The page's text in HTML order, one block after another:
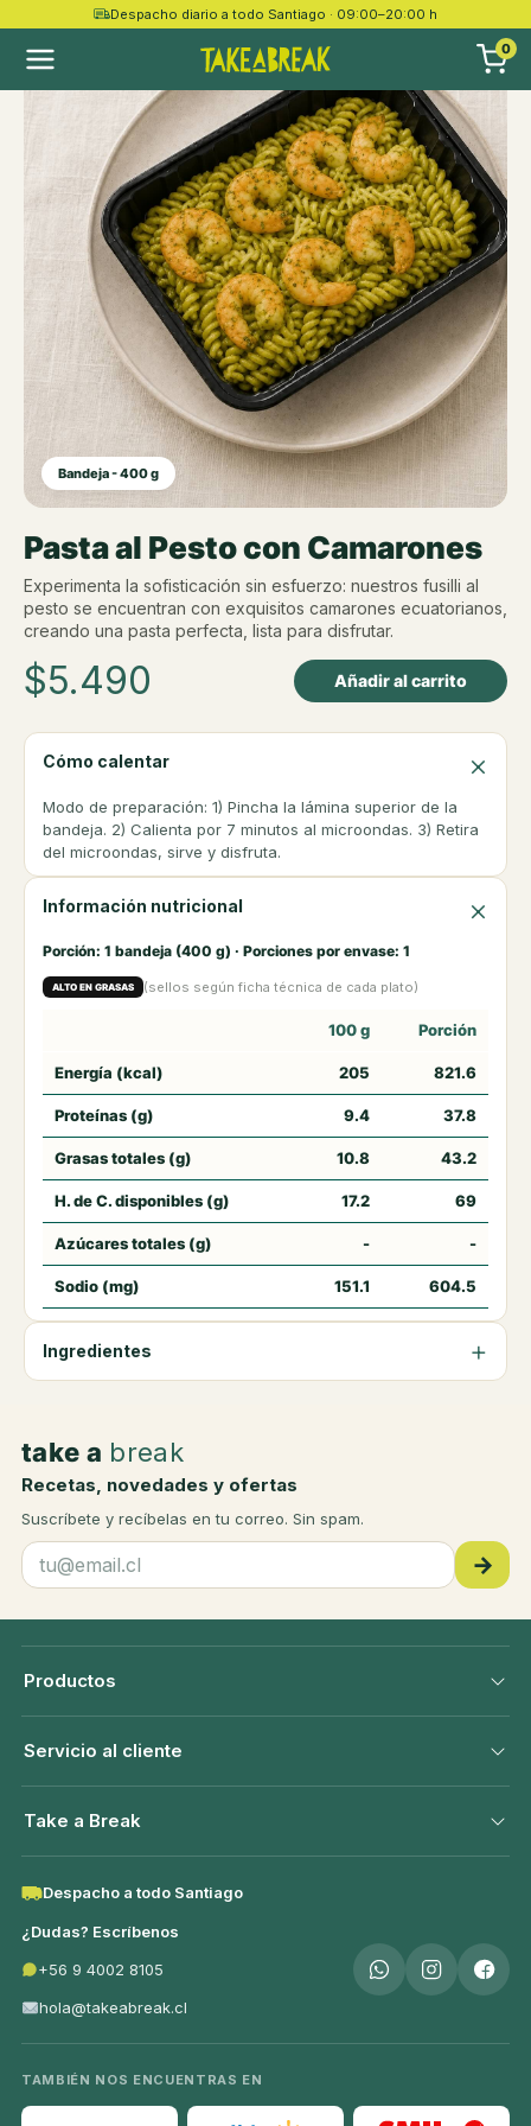
Despacho diario a todo Santiago · 09:00–20:00 h
0
Bandeja - 400 g
Pasta al Pesto con Camarones
Experimenta la sofisticación sin esfuerzo: nuestros fusilli al
pesto se encuentran con exquisitos camarones ecuatorianos,
creando una pasta perfecta, lista para disfrutar.
$5.490 Añadir al carrito
Cómo calentar
Modo de preparación: 1) Pincha la lámina superior de la
bandeja. 2) Calienta por 7 minutos al microondas. 3) Retira
del microondas, sirve y disfruta.
Información nutricional
Porción: 1 bandeja (400 g) · Porciones por envase: 1
ALTO EN GRASAS (sellos según ficha técnica de cada plato)
100 g Porción
Energía (kcal) 205 821.6
Proteínas (g) 9.4 37.8
Grasas totales (g) 10.8 43.2
H. de C. disponibles (g) 17.2 69
Azúcares totales (g) - -
Sodio (mg) 151.1 604.5
Ingredientes
take a break
Recetas, novedades y ofertas
Suscríbete y recíbelas en tu correo. Sin spam.
→
Productos
Servicio al cliente
Take a Break
Despacho a todo Santiago
¿Dudas? Escríbenos
+56 9 4002 8105
hola@takeabreak.cl
TAMBIÉN NOS ENCUENTRAS EN